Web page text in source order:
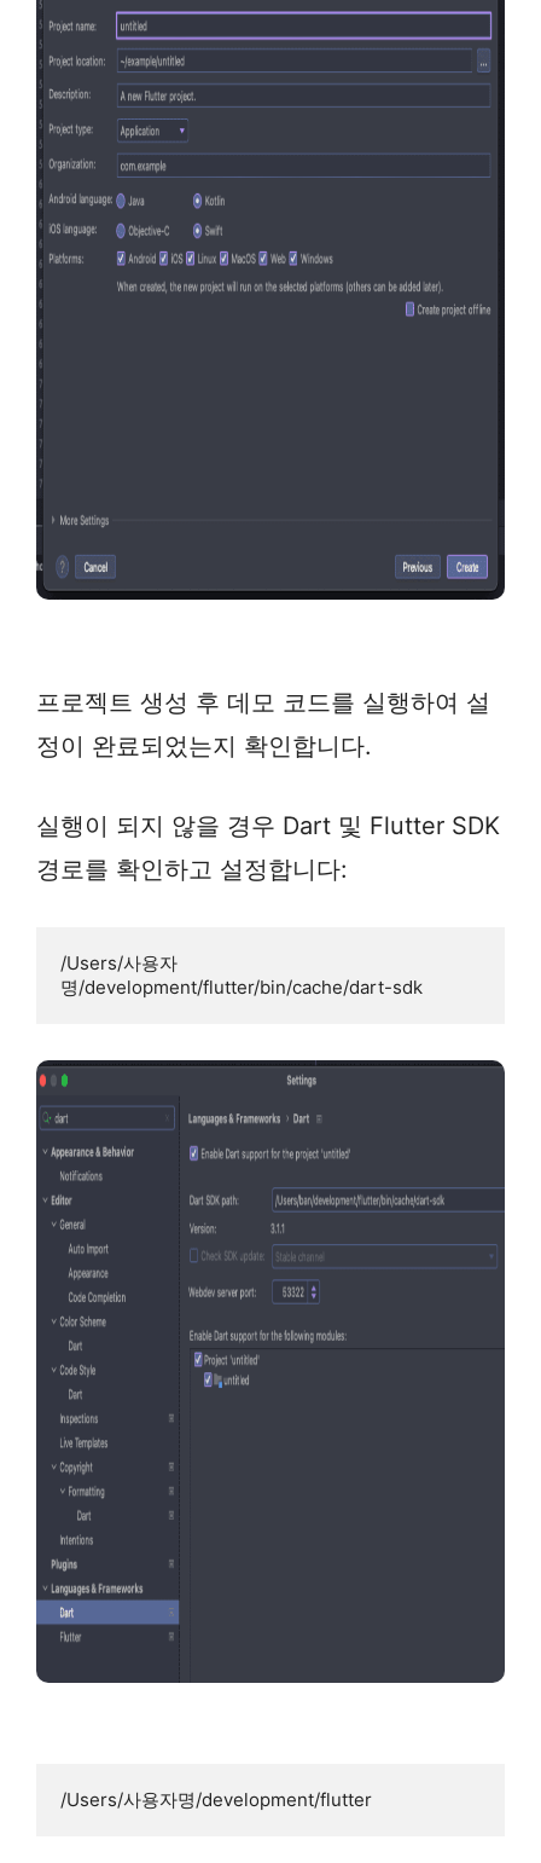
프로젝트 생성 후 데모 코드를 실행하여 설
정이 완료되었는지 확인합니다.
실행이 되지 않을 경우 Dart 및 Flutter SDK
경로를 확인하고 설정합니다:
/Users/사용자
명/development/flutter/bin/cache/dart-sdk
/Users/사용자명/development/flutter